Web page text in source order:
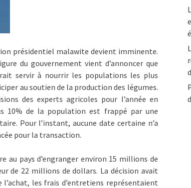
présidentiel malawite devient imminente.
du gouvernement vient d’annoncer que
servir à nourrir les populations les plus
au soutien de la production des légumes.
des experts agricoles pour l’année en
10% de la population est frappé par une
Pour l’instant, aucune date certaine n’a
pour la transaction.
au pays d’engranger environ 15 millions de
de 22 millions de dollars. La décision avait
les frais d’entretiens représentaient